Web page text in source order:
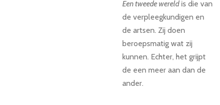
Een tweede wereldis die van
de verpleegkundigen en
de artsen. Zij doen
beroepsmatig wat zij
kunnen. Echter, het grijpt
de een meer aan dan de
ander.